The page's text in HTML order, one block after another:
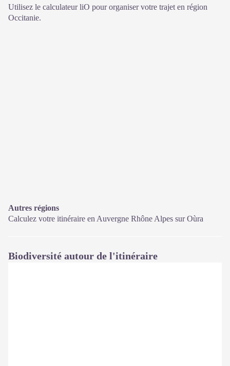
Utilisez le calculateur liO pour organiser votre trajet en région
Occitanie.
Autres régions
Calculez votre itinéraire en Auvergne Rhône Alpes surOùra
Biodiversité autour de l'itinéraire